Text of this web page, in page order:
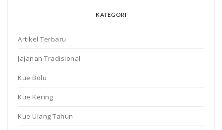
KATEGORI
Artikel Terbaru
Jajanan Tradisional
Kue Bolu
Kue Kering
Kue Ulang Tahun